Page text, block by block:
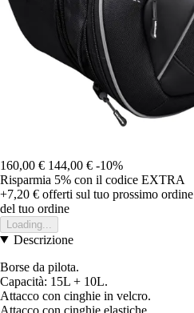
160,00 € 144,00 € -10%
Risparmia 5% con il codice EXTRA
+7,20 € offerti sul tuo prossimo ordine
del tuo ordine
Loading...
Descrizione
Borse da pilota.
Capacità: 15L + 10L.
Attacco con cinghie in velcro.
Attacco con cinghie elastiche.